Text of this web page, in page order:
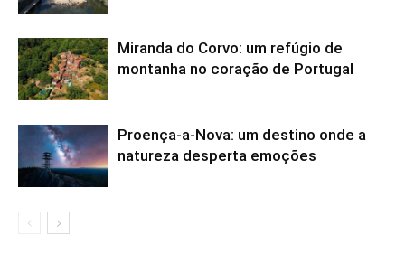
Miranda do Corvo: um refúgio de
montanha no coração de Portugal
Proença-a-Nova: um destino onde a
natureza desperta emoções